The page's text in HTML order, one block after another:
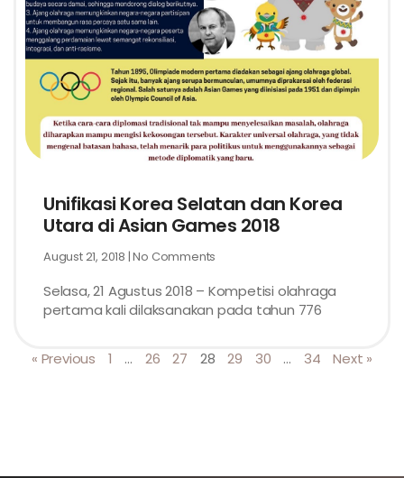
Unifikasi Korea Selatan dan Korea
Utara di Asian Games 2018
August 21, 2018 No Comments
Selasa, 21 Agustus 2018 – Kompetisi olahraga
pertama kali dilaksanakan pada tahun 776
« Previous 1 … 26 27 28 29 30 … 34 Next »